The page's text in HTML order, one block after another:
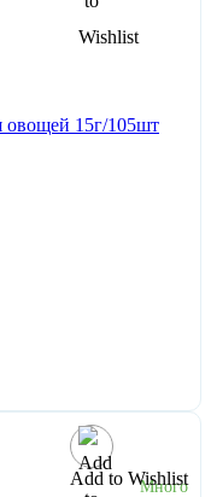
овощей 15г/105шт
Add to Wishlist
Много